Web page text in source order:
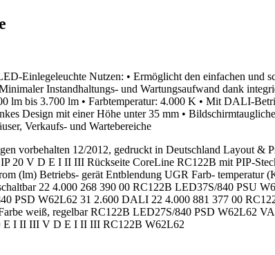
Einlegeleuchte Nutzen: • Ermöglicht den einfachen und
Instandhaltungs- und Wartungsaufwand dank
lm bis 3.700 lm • Farbtemperatur: 4.000 K • Mit DALI-
Design mit einer Höhe unter 35 mm •
Verkaufs- und Wartebereiche
vorbehalten 12/2012, gedruckt in Deutschland Layout
20 V D E I II III Rückseite CoreLine RC122B mit PIP-
(lm) Betriebs- gerät Entblendung UGR Farb-
22 4.000 268 390 00 RC122B LED37S/840 PSU
PSD W62L62 31 2.600 DALI 22 4.000 881 377 00
weiß, regelbar RC122B LED27S/840 PSD W62L62
E I II III V D E I II III RC122B W62L62